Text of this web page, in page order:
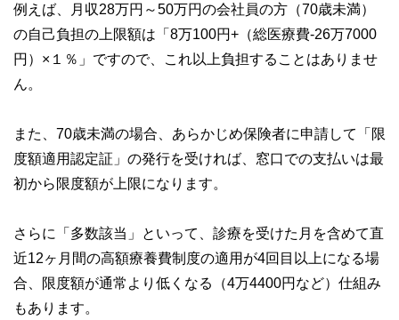
例えば、月収28万円～50万円の会社員の方（70歳未満）
の自己負担の上限額は「8万100円+（総医療費-26万7000
円）×１％」ですので、これ以上負担することはありませ
ん。
また、70歳未満の場合、あらかじめ保険者に申請して「限
度額適用認定証」の発行を受ければ、窓口での支払いは最
初から限度額が上限になります。
さらに「多数該当」といって、診療を受けた月を含めて直
近12ヶ月間の高額療養費制度の適用が4回目以上になる場
合、限度額が通常より低くなる（4万4400円など）仕組み
もあります。